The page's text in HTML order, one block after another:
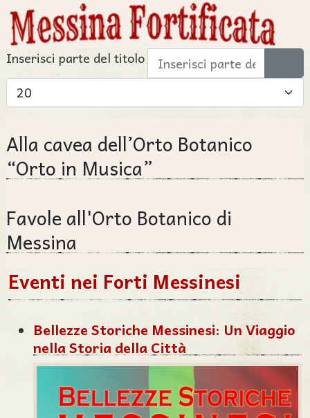
Inserisci parte del titolo
Visualizza #
Alla cavea dell’Orto Botanico
“Orto in Musica”
Favole all'Orto Botanico di
Messina
Eventi nei Forti Messinesi
Bellezze Storiche Messinesi: Un Viaggio
nella Storia della Città